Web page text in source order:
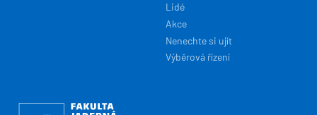
Lidé
Akce
Nenechte si ujít
Výběrová řízení
Obrázek